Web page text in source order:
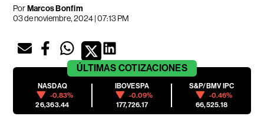
PorMarcos Bonfim
03 de noviembre, 2024 | 07:13 PM
ÚLTIMAS COTIZACIONES
NASDAQ
-0.83%
26,363.44
IBOVESPA
-0.09%
177,726.17
S&P/BMV IPC
-0.46%
66,525.18